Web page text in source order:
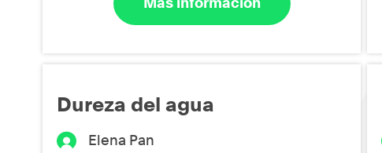
Dureza del agua
Elena Pan